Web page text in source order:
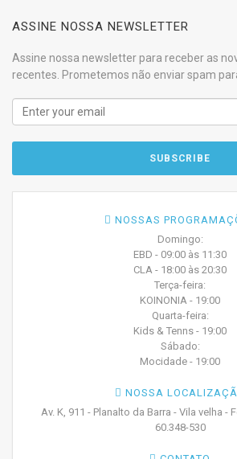
ASSINE NOSSA NEWSLETTER
Assine nossa newsletter para receber as
recentes. Prometemos não enviar spam
NOSSAS
Domingo:
EBD - 09:00 às 11:30
CLA - 18:00 às 20:30
Terça-feira:
KOINONIA - 19:00
Quarta-feira:
Kids & Tenns - 19:00
Sábado:
Mocidade - 19:00
NOSSA
Av. K, 911 - Planalto da Barra - Vila velha -
60.348-530